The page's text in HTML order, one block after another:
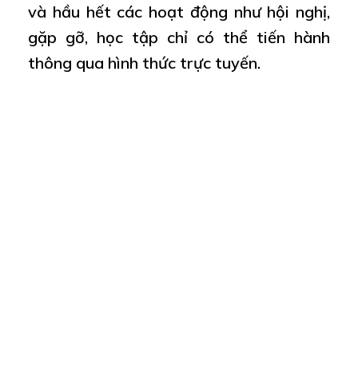
và hầu hết các hoạt động như hội nghị,
gặp gỡ, học tập chỉ có thể tiến hành
thông qua hình thức trực tuyến.